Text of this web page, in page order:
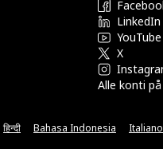
LinkedIn
YouTube
X
Alle konti
हिन्दी Bahasa Indonesia Italiano